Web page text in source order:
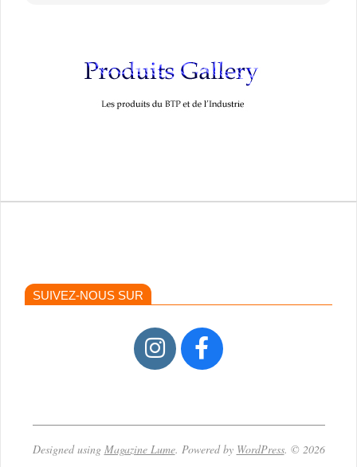
SUIVEZ-NOUS SUR
Designed using Magazine Lume. Powered by WordPress. © 2026